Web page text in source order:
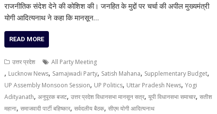
राजनीतिक संदेश देने की कोशिश की। जनहित के मुद्दों पर चर्चा की अपील मुख्यमंत्री
योगी आदित्यनाथ ने कहा कि मानसून…
READ MORE
उत्तर प्रदेश All Party Meeting
, Lucknow News, Samajwadi Party, Satish Mahana, Supplementary Budget,
UP Assembly Monsoon Session, UP Politics, Uttar Pradesh News,Yogi
Adityanath,अनुपूरक बजट,उत्तर प्रदेश विधानसभा मानसून सत्र,यूपी विधानसभा समाचार,सतीश
महाना,समाजवादी पार्टी बहिष्कार,सर्वदलीय बैठक,सीएम योगी आदित्यनाथ